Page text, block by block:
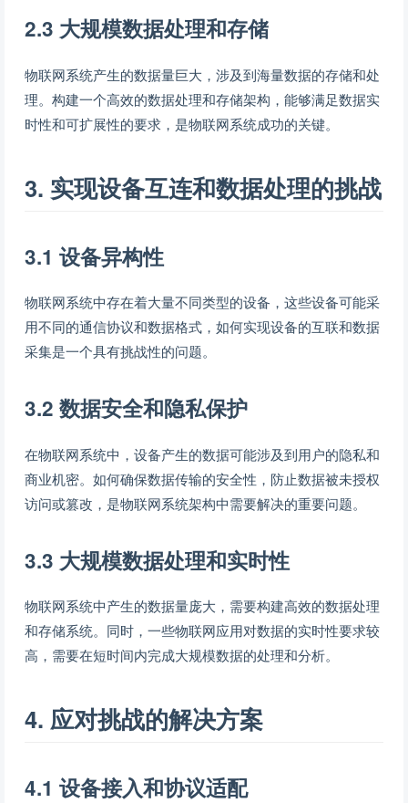
2.3 大规模数据处理和存储
物联网系统产生的数据量巨大，涉及到海量数据的存储和处
理。构建一个高效的数据处理和存储架构，能够满足数据实
时性和可扩展性的要求，是物联网系统成功的关键。
3. 实现设备互连和数据处理的挑战
3.1 设备异构性
物联网系统中存在着大量不同类型的设备，这些设备可能采
用不同的通信协议和数据格式，如何实现设备的互联和数据
采集是一个具有挑战性的问题。
3.2 数据安全和隐私保护
在物联网系统中，设备产生的数据可能涉及到用户的隐私和
商业机密。如何确保数据传输的安全性，防止数据被未授权
访问或篡改，是物联网系统架构中需要解决的重要问题。
3.3 大规模数据处理和实时性
物联网系统中产生的数据量庞大，需要构建高效的数据处理
和存储系统。同时，一些物联网应用对数据的实时性要求较
高，需要在短时间内完成大规模数据的处理和分析。
4. 应对挑战的解决方案
4.1 设备接入和协议适配